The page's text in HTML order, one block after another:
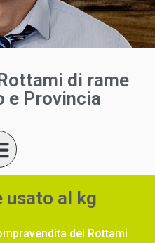
di rame
e Provincia
usato al kg
dei Rottami